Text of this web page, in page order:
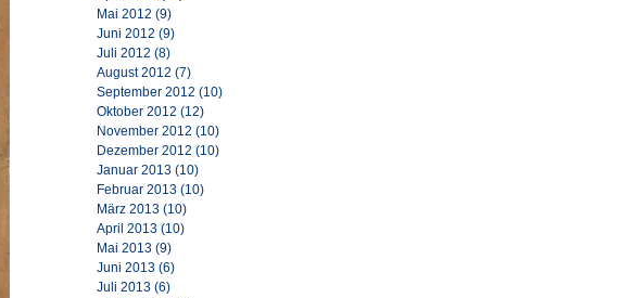
Mai 2012 (9)
Juni 2012 (9)
Juli 2012 (8)
August 2012 (7)
September 2012 (10)
Oktober 2012 (12)
November 2012 (10)
Dezember 2012 (10)
Januar 2013 (10)
Februar 2013 (10)
März 2013 (10)
April 2013 (10)
Mai 2013 (9)
Juni 2013 (6)
Juli 2013 (6)